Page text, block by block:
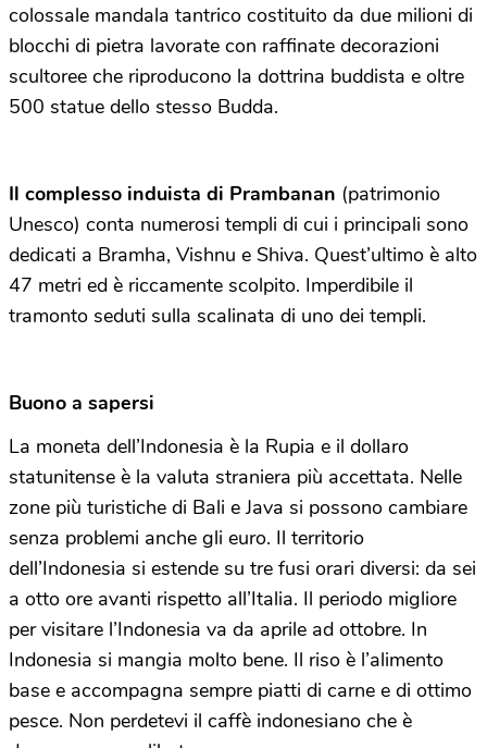
colossale mandala tantrico costituito da due milioni di
blocchi di pietra lavorate con raffinate decorazioni
scultoree che riproducono la dottrina buddista e oltre
500 statue dello stesso Budda.
Il complesso induista di Prambanan (patrimonio
Unesco) conta numerosi templi di cui i principali sono
dedicati a Bramha, Vishnu e Shiva. Quest’ultimo è alto
47 metri ed è riccamente scolpito. Imperdibile il
tramonto seduti sulla scalinata di uno dei templi.
Buono a sapersi
La moneta dell’Indonesia è la Rupia e il dollaro
statunitense è la valuta straniera più accettata. Nelle
zone più turistiche di Bali e Java si possono cambiare
senza problemi anche gli euro. Il territorio
dell’Indonesia si estende su tre fusi orari diversi: da sei
a otto ore avanti rispetto all’Italia. Il periodo migliore
per visitare l’Indonesia va da aprile ad ottobre. In
Indonesia si mangia molto bene. Il riso è l’alimento
base e accompagna sempre piatti di carne e di ottimo
pesce. Non perdetevi il caffè indonesiano che è